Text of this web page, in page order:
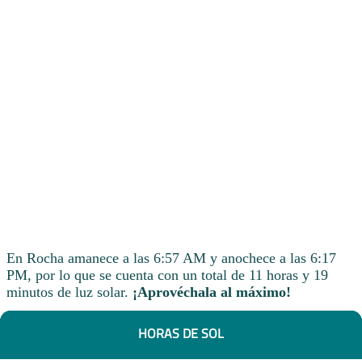
En Rocha amanece a las 6:57 AM y anochece a las 6:17
PM, por lo que se cuenta con un total de 11 horas y 19
minutos de luz solar. ¡Aprovéchala al máximo!
HORAS DE SOL